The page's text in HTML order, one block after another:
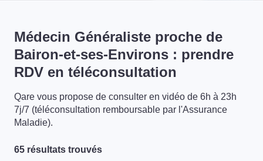
Médecin Généraliste proche de
Bairon-et-ses-Environs : prendre
RDV en téléconsultation
Qare vous propose de consulter en vidéo de 6h à 23h
7j/7 (téléconsultation remboursable par l'Assurance
Maladie).
65 résultats trouvés